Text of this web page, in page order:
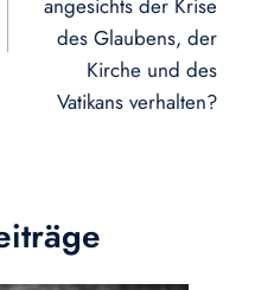
des Glaubens, der
Kirche und des
Vatikans verhalten?